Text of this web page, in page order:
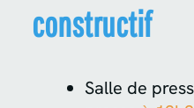
constructif
Salle de